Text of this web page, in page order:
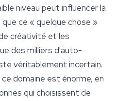
niveau peut influencer la
ce « quelque chose »
créativité et les
des milliers d'auto-
véritablement incertain.
domaine est énorme, en
qui choisissent de